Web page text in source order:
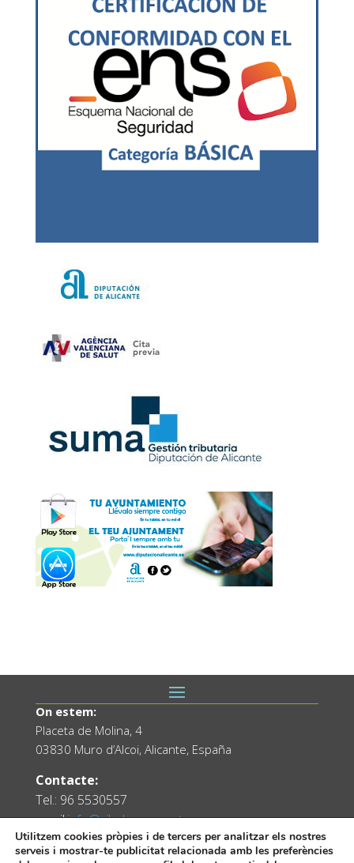
On estem:
Placeta de Molina, 4
03830 Muro d’Alcoi, Alicante, España
Contacte:
Tel.: 96 5530557
email:info@vilademuro.net
Utilitzem cookies pròpies i de tercers per analitzar els nostres
serveis i mostrar-te publicitat relacionada amb les preferències